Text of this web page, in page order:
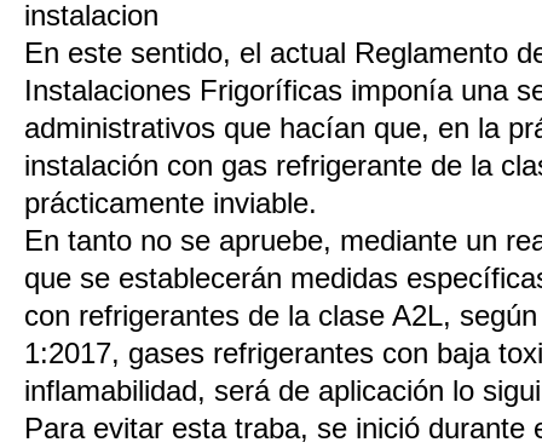
instalacion
En este sentido, el actual Reglamento
Instalaciones Frigoríficas imponía una
administrativos que hacían que, en la
instalación con gas refrigerante de la
prácticamente inviable.
En tanto no se apruebe, mediante un
que se establecerán medidas
con refrigerantes de la clase A2L,
1:2017, gases refrigerantes con baja
inflamabilidad, será de aplicación lo
Para evitar esta traba, se inició durante